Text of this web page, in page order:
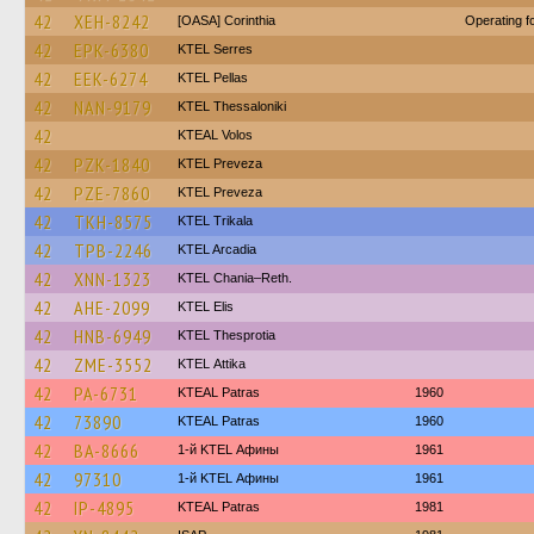
42 XEH-8242 [OASA] Corinthia Operating
42 EPK-6380 KTEL Serres
42 EEK-6274 KTEL Pellas
42 NAN-9179 KTEL Thessaloniki
42 KTEAL Volos
42 PZK-1840 KTEL Preveza
42 PZE-7860 KTEL Preveza
42 TKH-8575 ΚΤΕL Τrikala
42 TPB-2246 KTEL Arcadia
42 XNN-1323 KTEL Chania–Reth.
42 AHE-2099 KTEL Elis
42 HNB-6949 KTEL Thesprotia
42 ZME-3552 KΤΕL Αttika
42 PA-6731 KTEAL Patras 1960
42 73890 KTEAL Patras 1960
42 BA-8666 1-й KTEL Афины 1961
42 97310 1-й KTEL Афины 1961
42 IP-4895 KTEAL Patras 1981